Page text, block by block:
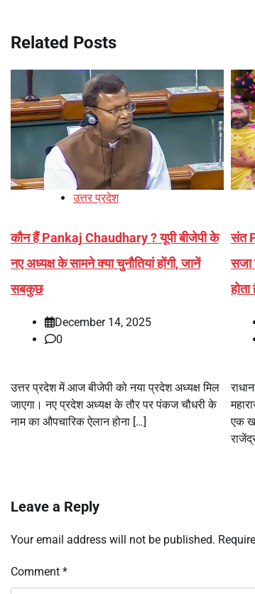
Related Posts
उत्तर प्रदेश
कौन हैं Pankaj Chaudhary ? यूपी बीजेपी के
नए अध्यक्ष के सामने क्या चुनौतियां होंगी, जानें
सबकुछ
December 14, 2025
0
उत्तर प्रदेश में आज बीजेपी को नया प्रदेश अध्यक्ष मिल
जाएगा। नए प्रदेश अध्यक्ष के तौर पर पंकज चौधरी के
नाम का औपचारिक ऐलान होना […]
संत
सजा
होता
एक
Leave a Reply
Your email address will not be published.
Comment *